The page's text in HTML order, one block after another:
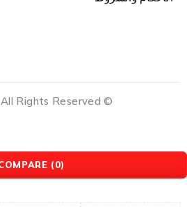
© Nabtech. All Rights Reserved.
COMPARE (0)